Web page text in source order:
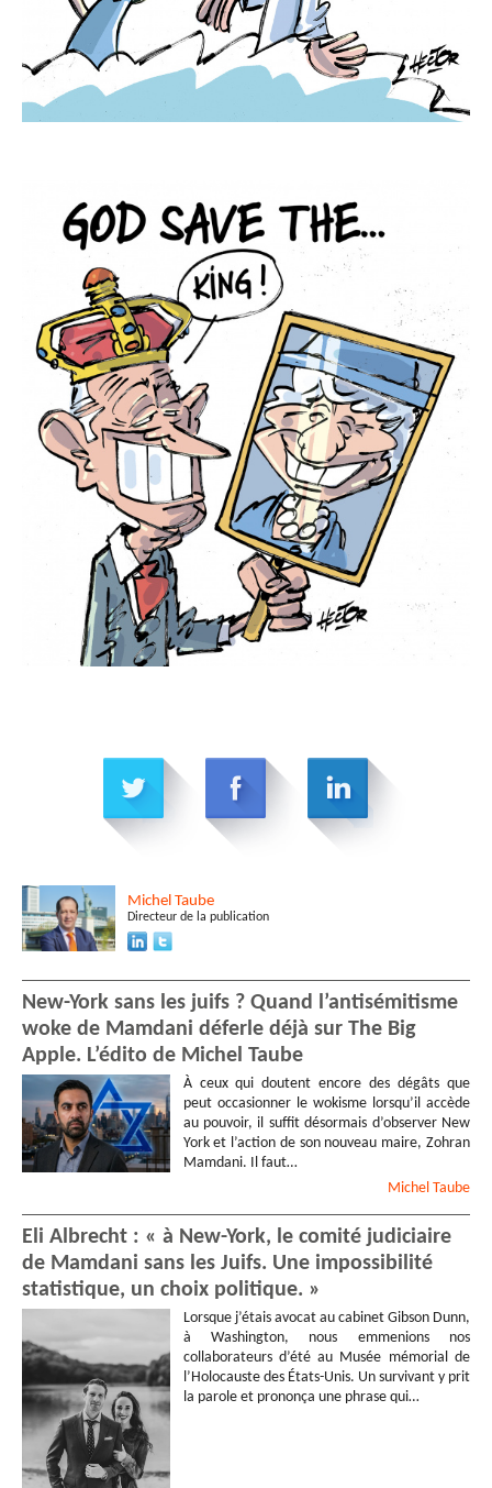
Michel Taube
Directeur de la publication
New-York sans les juifs ? Quand l’antisémitisme
woke de Mamdani déferle déjà sur The Big
Apple. L’édito de Michel Taube
À ceux qui doutent encore des dégâts que
peut occasionner le wokisme lorsqu’il accède
au pouvoir, il suffit désormais d’observer New
York et l’action de son nouveau maire, Zohran
Mamdani. Il faut…
Michel Taube
Eli Albrecht : « à New-York, le comité judiciaire
de Mamdani sans les Juifs. Une impossibilité
statistique, un choix politique. »
Lorsque j’étais avocat au cabinet Gibson Dunn,
à Washington, nous emmenions nos
collaborateurs d’été au Musée mémorial de
l’Holocauste des États-Unis. Un survivant y prit
la parole et prononça une phrase qui…